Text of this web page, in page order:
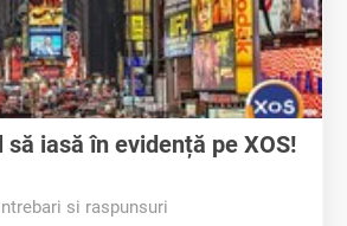
iasă în evidență pe XOS!
si raspunsuri